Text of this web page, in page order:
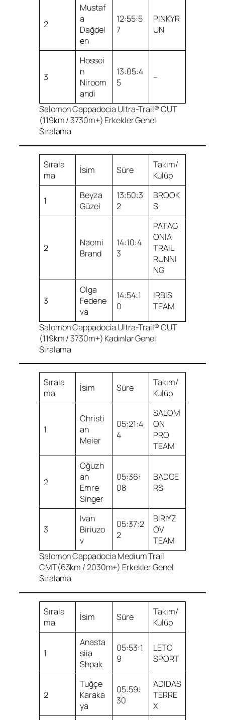
2
Mustaf
a
Dağdel
en
12:55:5
7
PINKYR
UN
3
Hossei
n
Niroom
andi
13:05:4
5
–
Salomon Cappadocia Ultra-Trail® CUT
(119km / 3730m+) Erkekler Genel
Sıralama
Sırala
ma
İsim Süre
Takım/
Kulüp
1
Beyza
Güzel
13:50:3
2
BROOK
S
2
Naomi
Brand
14:10:4
3
PATAG
ONIA
TRAIL
RUNNI
NG
3
Olga
Fedene
va
14:54:1
0
IRBIS
TEAM
Salomon Cappadocia Ultra-Trail® CUT
(119km / 3730m+) Kadınlar Genel
Sıralama
Sırala
ma
İsim Süre
Takım/
Kulüp
1
Christi
an
Meier
05:21:4
4
SALOM
ON
PRO
TEAM
2
Oğuzh
an
Emre
Singer
05:36:
08
BADGE
RS
3
Ivan
Biriuzo
v
05:37:2
2
BIRIYZ
OV
TEAM
Salomon Cappadocia Medium Trail
CMT(63km / 2030m+) Erkekler Genel
Sıralama
Sırala
ma
İsim Süre
Takım/
Kulüp
1
Anasta
siia
Shpak
05:53:1
9
LETO
SPORT
2
Tuğçe
Karaka
ya
05:59:
30
ADIDAS
TERRE
X